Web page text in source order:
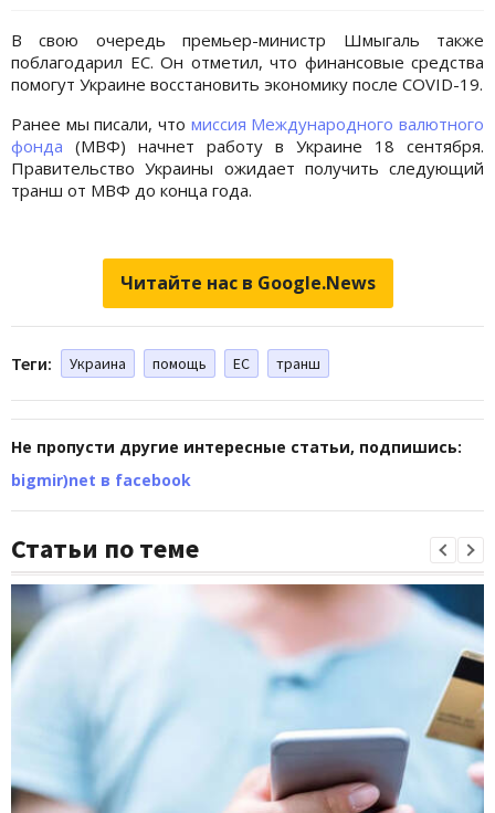
В свою очередь премьер-министр Шмыгаль также
поблагодарил ЕС. Он отметил, что финансовые средства
помогут Украине восстановить экономику после COVID-19.
Ранее мы писали, что миссия Международного валютного
фонда (МВФ) начнет работу в Украине 18 сентября.
Правительство Украины ожидает получить следующий
транш от МВФ до конца года.
Читайте нас в Google.News
Теги: Украина помощь ЕС транш
Не пропусти другие интересные статьи, подпишись:
bigmir)net в facebook
Статьи по теме